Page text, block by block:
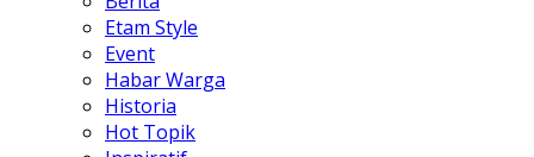
Etam Style
Event
Habar Warga
Historia
Hot Topik